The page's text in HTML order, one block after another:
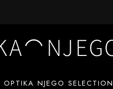
OPTIKA NJEGO SELECTION